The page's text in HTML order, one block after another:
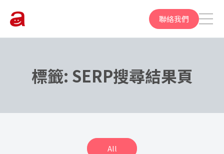
聯絡我們
標籤: SERP搜尋結果頁
All